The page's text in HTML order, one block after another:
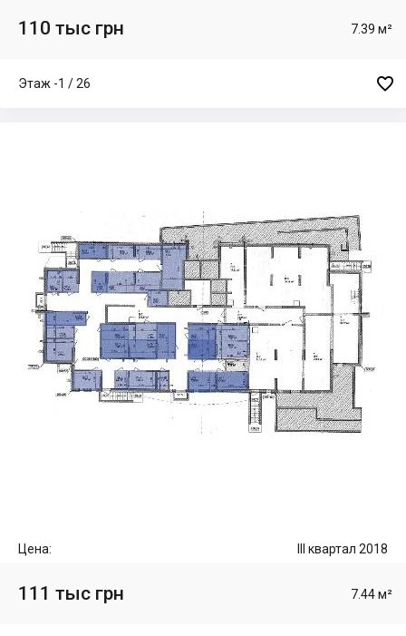
110 тыс грн 7.39 м²
Этаж -1 / 26 
Цена: III квартал 2018
111 тыс грн 7.44 м²